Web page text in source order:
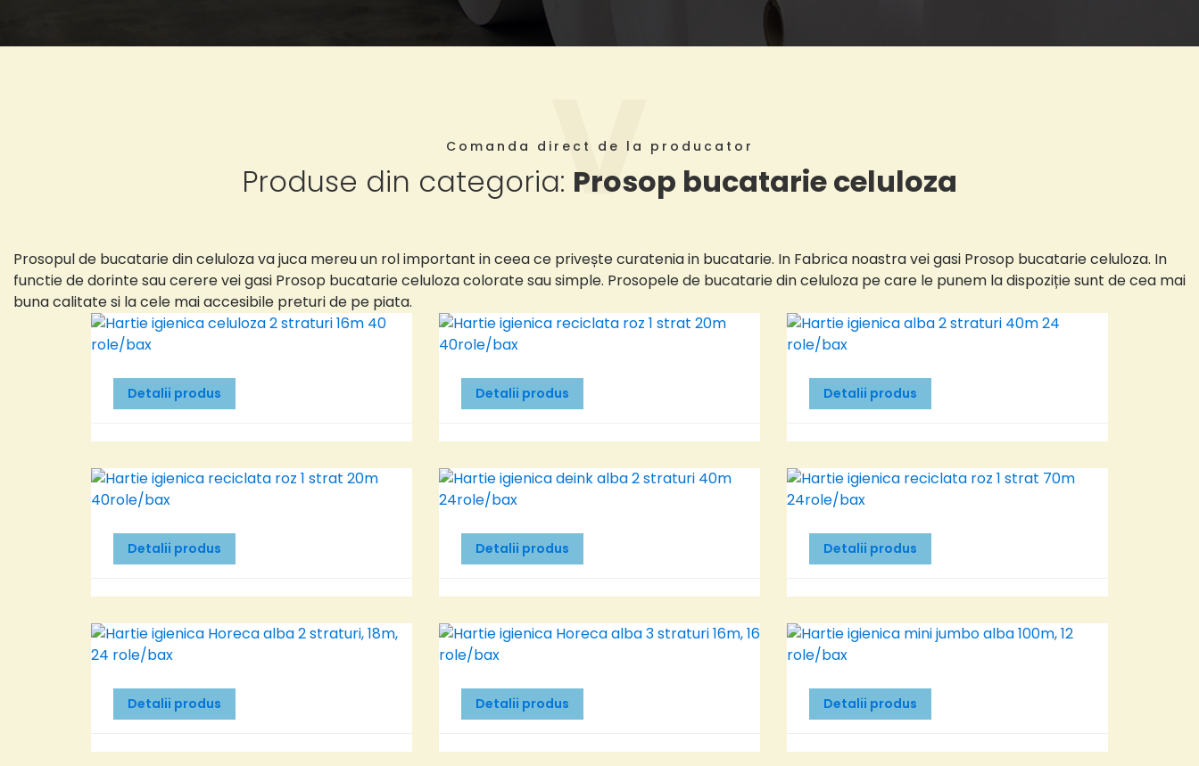
Comanda direct de la producator
Produse din categoria: Prosop bucatarie celuloza
Prosopul de bucatarie din celuloza va juca mereu un rol important in ceea ce privește curatenia in bucatarie. In Fabrica noastra vei gasi Prosop bucatarie celuloza. In
functie de dorinte sau cerere vei gasi Prosop bucatarie celuloza colorate sau simple. Prosopele de bucatarie din celuloza pe care le punem la dispoziție sunt de cea mai
buna calitate si la cele mai accesibile preturi de pe piata.
Detalii produs Detalii produs Detalii produs
Detalii produs Detalii produs Detalii produs
Detalii produs Detalii produs Detalii produs